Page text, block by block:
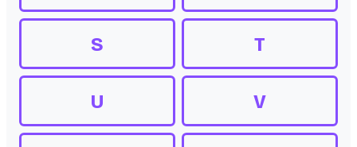
S T
U V